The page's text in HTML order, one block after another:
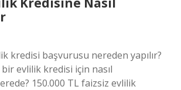
kredisi başvurusu nereden yapılır?
evlilik kredisi için nasıl
150.000 TL faizsiz evlilik